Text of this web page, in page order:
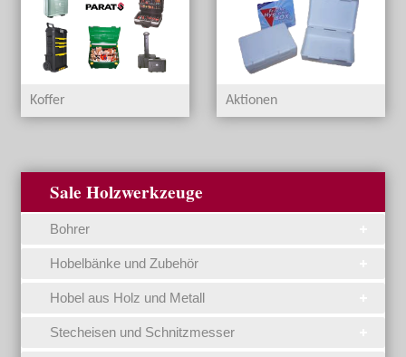
Koffer Aktionen
Sale Holzwerkzeuge
Bohrer
Hobelbänke und Zubehör
Hobel aus Holz und Metall
Stecheisen und Schnitzmesser